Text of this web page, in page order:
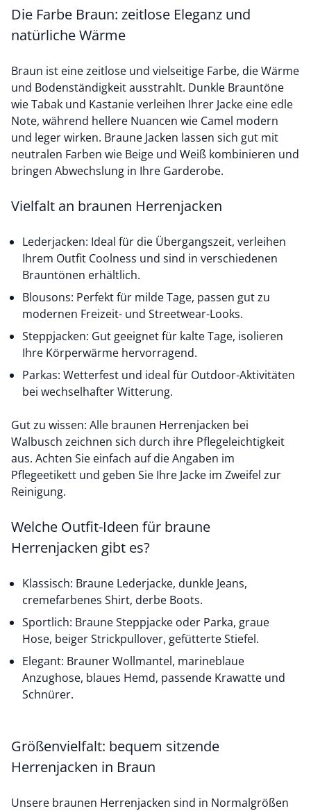
Die Farbe Braun: zeitlose Eleganz und
natürliche Wärme
Braun ist eine zeitlose und vielseitige Farbe, die Wärme
und Bodenständigkeit ausstrahlt. Dunkle Brauntöne
wie Tabak und Kastanie verleihen Ihrer Jacke eine edle
Note, während hellere Nuancen wie Camel modern
und leger wirken. Braune Jacken lassen sich gut mit
neutralen Farben wie Beige und Weiß kombinieren und
bringen Abwechslung in Ihre Garderobe.
Vielfalt an braunen Herrenjacken
Lederjacken: Ideal für die Übergangszeit, verleihen
Ihrem Outfit Coolness und sind in verschiedenen
Brauntönen erhältlich.
Blousons: Perfekt für milde Tage, passen gut zu
modernen Freizeit- und Streetwear-Looks.
Steppjacken: Gut geeignet für kalte Tage, isolieren
Ihre Körperwärme hervorragend.
Parkas: Wetterfest und ideal für Outdoor-Aktivitäten
bei wechselhafter Witterung.
Gut zu wissen: Alle braunen Herrenjacken bei
Walbusch zeichnen sich durch ihre Pflegeleichtigkeit
aus. Achten Sie einfach auf die Angaben im
Pflegeetikett und geben Sie Ihre Jacke im Zweifel zur
Reinigung.
Welche Outfit-Ideen für braune
Herrenjacken gibt es?
Klassisch: Braune Lederjacke, dunkle Jeans,
cremefarbenes Shirt, derbe Boots.
Sportlich: Braune Steppjacke oder Parka, graue
Hose, beiger Strickpullover, gefütterte Stiefel.
Elegant: Brauner Wollmantel, marineblaue
Anzughose, blaues Hemd, passende Krawatte und
Schnürer.
Größenvielfalt: bequem sitzende
Herrenjacken in Braun
Unsere braunen Herrenjacken sind in Normalgrößen